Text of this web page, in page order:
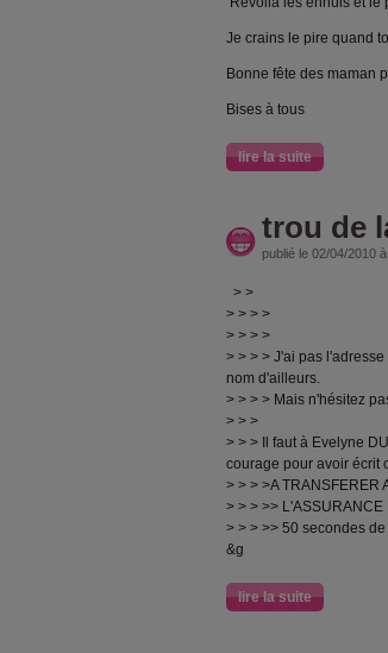
Je crains le pire quand
Bonne fête des maman
Bises à tous
lire la suite
trou de
publié le 02/04/2010
> >
> > > >
> > > >
> > > > J'ai pas
nom d'ailleurs.
> > > > Mais n'hésitez
> > >
> > > Il faut à Evelyne
courage pour avoir écrit
> > > >A TRANSFERER
> > > >> L'ASSURANCE
> > > >> 50 secondes
&g
lire la suite